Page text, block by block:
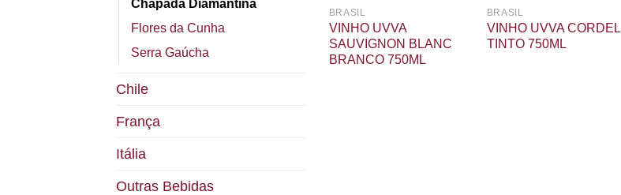
Chapada Diamantina
Flores da Cunha
Serra Gaúcha
Chile
França
Itália
Outras Bebidas
BRASIL
VINHO UVVA
SAUVIGNON BLANC
BRANCO 750ML
BRASIL
VINHO UVVA CORDEL
TINTO 750ML